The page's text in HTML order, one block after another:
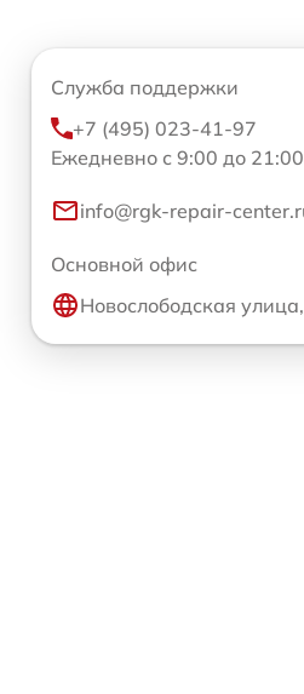
Служба поддержки
+7 (495) 023-41-97
Ежедневно с 9:00 до 21:00
info@rgk-repair-
Основной офис
Новослободская